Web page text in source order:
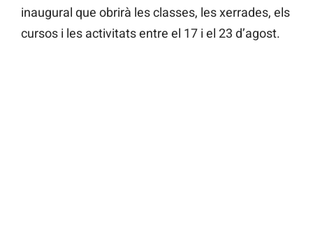
inaugural que obrirà les classes, les xerrades, els
cursos i les activitats entre el 17 i el 23 d’agost.